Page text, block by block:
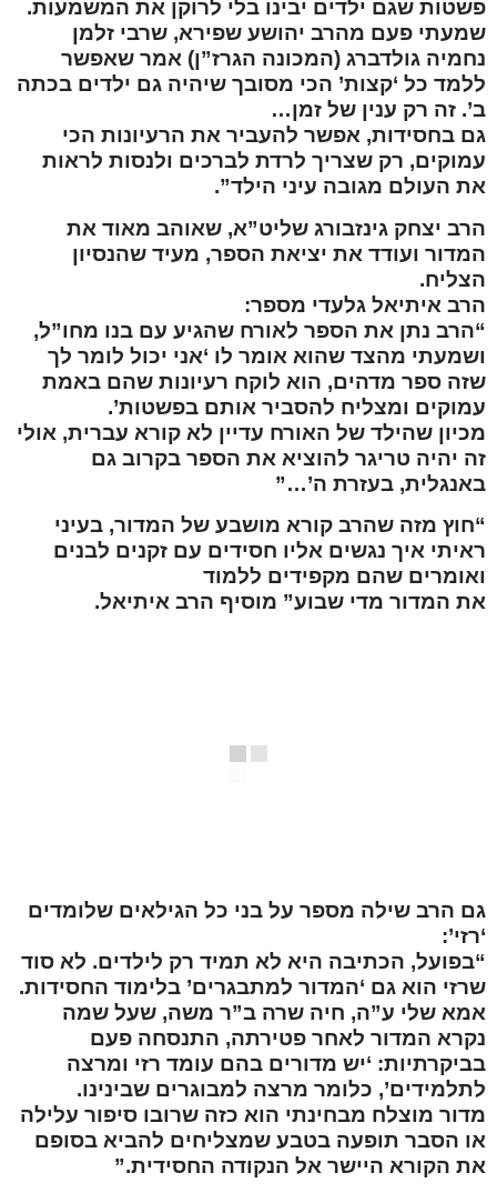
פשטות שגם ילדים יבינו בלי לרוקן את המשמעות.
שמעתי פעם מהרב יהושע שפירא, שרבי זלמן
נחמיה גולדברג (המכונה הגרז”ן) אמר שאפשר
ללמד כל ‘קצות’ הכי מסובך שיהיה גם ילדים בכתה
ב’. זה רק ענין של זמן…
גם בחסידות, אפשר להעביר את הרעיונות הכי
עמוקים, רק שצריך לרדת לברכים ולנסות לראות
את העולם מגובה עיני הילד”.
הרב יצחק גינזבורג שליט”א, שאוהב מאוד את
המדור ועודד את יציאת הספר, מעיד שהנסיון
הצליח.
הרב איתיאל גלעדי מספר:
“הרב נתן את הספר לאורח שהגיע עם בנו מחו”ל,
ושמעתי מהצד שהוא אומר לו ‘אני יכול לומר לך
שזה ספר מדהים, הוא לוקח רעיונות שהם באמת
עמוקים ומצליח להסביר אותם בפשטות’.
מכיון שהילד של האורח עדיין לא קורא עברית, אולי
זה יהיה טריגר להוציא את הספר בקרוב גם
באנגלית, בעזרת ה’…”
“חוץ מזה שהרב קורא מושבע של המדור, בעיני
ראיתי איך נגשים אליו חסידים עם זקנים לבנים
ואומרים שהם מקפידים ללמוד
את המדור מדי שבוע” מוסיף הרב איתיאל.
גם הרב שילה מספר על בני כל הגילאים שלומדים
‘רזי’:
“בפועל, הכתיבה היא לא תמיד רק לילדים. לא סוד
שרזי הוא גם ‘המדור למתבגרים’ בלימוד החסידות.
אמא שלי ע”ה, חיה שרה ב”ר משה, שעל שמה
נקרא המדור לאחר פטירתה, התנסחה פעם
בביקרתיות: ‘יש מדורים בהם עומד רזי ומרצה
לתלמידים’, כלומר מרצה למבוגרים שבינינו.
מדור מוצלח מבחינתי הוא כזה שרובו סיפור עלילה
או הסבר תופעה בטבע שמצליחים להביא בסופם
את הקורא היישר אל הנקודה החסידית.”